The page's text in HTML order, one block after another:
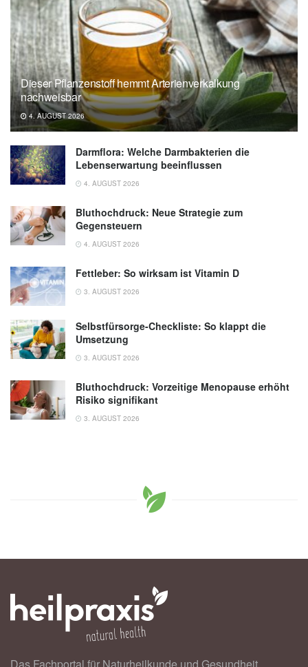
(2022),link.springer.com
DDZ: Welche Auswirkungen haben die
Diabetes-Risiko-Scores beim Hausarzt?
(veröffentlicht: 28. Juni 2022),ddz.de
Dieser Pflanzenstoff hemmt Arterienverkalkung
nachweisbar
4. AUGUST 2026
Darmflora: Welche Darmbakterien die
Lebenserwartung beeinflussen
4. AUGUST 2026
Bluthochdruck: Neue Strategie zum
Gegensteuern
4. AUGUST 2026
Fettleber: So wirksam ist Vitamin D
3. AUGUST 2026
Selbstfürsorge-Checkliste: So klappt die
Umsetzung
3. AUGUST 2026
Bluthochdruck: Vorzeitige Menopause erhöht
Risiko signifikant
3. AUGUST 2026
Das Fachportal für Naturheilkunde und Gesundheit